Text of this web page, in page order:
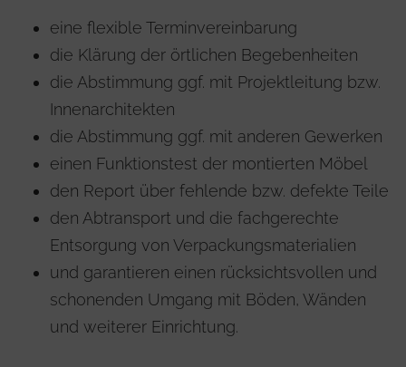
eine flexible Terminvereinbarung
die Klärung der örtlichen Begebenheiten
die Abstimmung ggf. mit Projektleitung bzw.
Innenarchitekten
die Abstimmung ggf. mit anderen Gewerken
einen Funktionstest der montierten Möbel
den Report über fehlende bzw. defekte Teile
den Abtransport und die fachgerechte
Entsorgung von Verpackungsmaterialien
und garantieren einen rücksichtsvollen und
schonenden Umgang mit Böden, Wänden
und weiterer Einrichtung.